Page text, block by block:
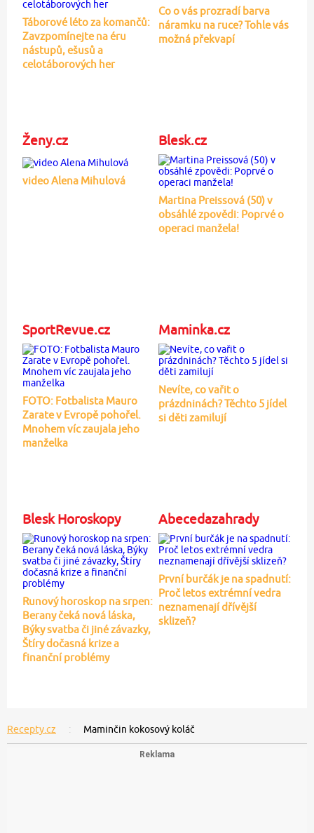
Táborové léto za komančů:
Zavzpomínejte na éru
nástupů, ešusů a
celotáborových her
Co o vás prozradí barva
náramku na ruce? Tohle vás
možná překvapí
Ženy.cz
video Alena Mihulová
Blesk.cz
Martina Preissová (50) v
obsáhlé zpovědi: Poprvé o
operaci manžela!
SportRevue.cz
FOTO: Fotbalista Mauro
Zarate v Evropě pohořel.
Mnohem víc zaujala jeho
manželka
Maminka.cz
Nevíte, co vařit o
prázdninách? Těchto 5 jídel
si děti zamilují
Blesk Horoskopy
Runový horoskop na srpen:
Berany čeká nová láska,
Býky svatba či jiné závazky,
Štíry dočasná krize a
finanční problémy
Abecedazahrady
První burčák je na spadnutí:
Proč letos extrémní vedra
neznamenají dřívější
sklizeň?
Recepty.cz Maminčin kokosový koláč